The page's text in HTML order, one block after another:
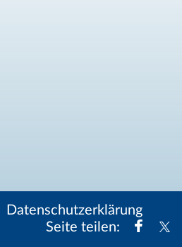
Datenschutzerklärung
Seite teilen:
Share